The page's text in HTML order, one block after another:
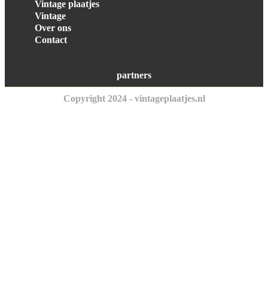
Vintage plaatjes
Vintage
Over ons
Contact
partners
Copyright 2024 - vintageplaatjes.nl